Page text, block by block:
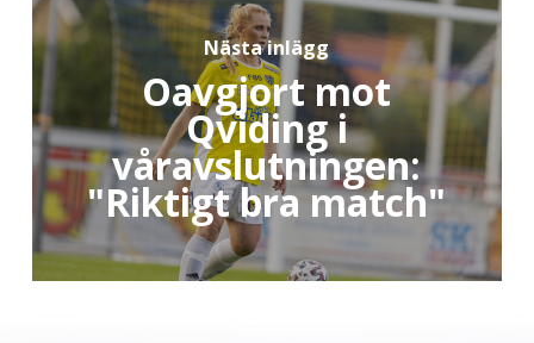
Nästa inlägg
Oavgjort mot
Qviding i
våravslutningen:
"Riktigt bra match"